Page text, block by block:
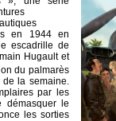
en 1944 en
escadrille de
Hugault et
du palmarès
la semaine.
par les
démasquer le
les sorties